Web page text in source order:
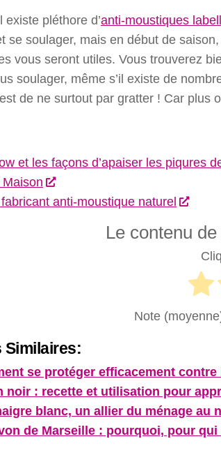
existe pléthore d’anti-moustiques
se soulager, mais en début de
vous seront utiles. Vous trouverez
soulager, même s’il existe de
de ne surtout par gratter ! Car plus
et les façons d’apaiser les piqures
anti-moustique naturel
Le contenu
Note
se protéger efficacement
noir : recette et utilisation pour
blanc, un allier du ménage au
de Marseille : pourquoi, pour qui